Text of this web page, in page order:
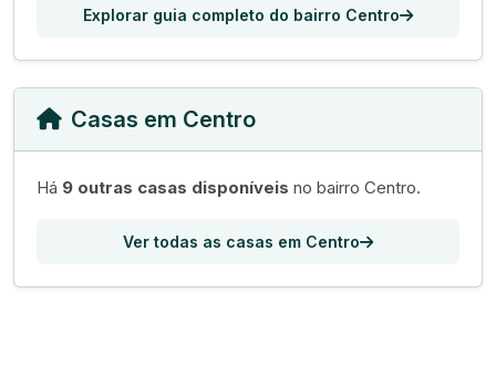
Explorar guia completo do bairro Centro
Casas em Centro
Há 9 outras casas disponíveis no bairro Centro.
Ver todas as casas em Centro